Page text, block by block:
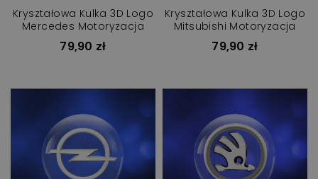
Kryształowa Kulka 3D Logo
Mercedes Motoryzacja
79,90 zł
Kryształowa Kulka 3D Logo
Mitsubishi Motoryzacja
79,90 zł